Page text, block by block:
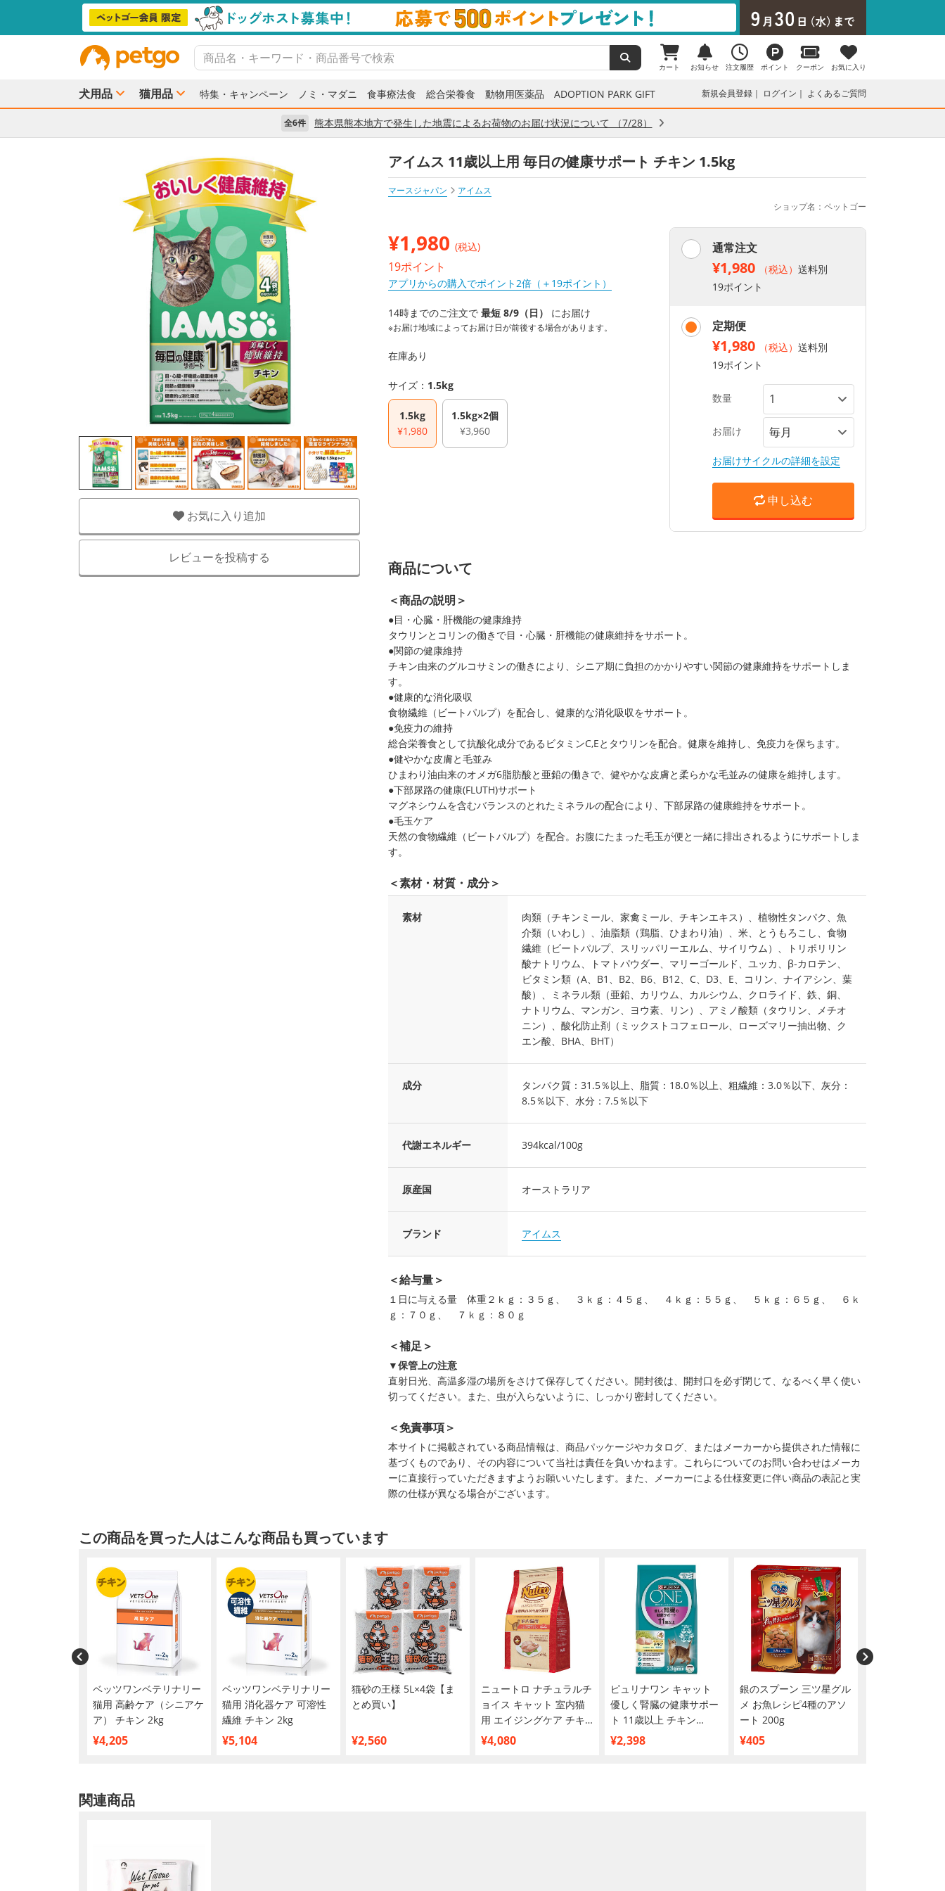
カート お知らせ 注文履歴 ポイント クーポン お気に入り
犬用品 猫用品 特集・キャンペーン ノミ・マダニ 食事療法食 総合栄養食 動物用医薬品 ADOPTION PARK GIFT 新規会員登録 ログイン よくあるご質問
全6件 熊本県熊本地方で発生した地震によるお荷物のお届け状況について （7/28）
お気に入り追加
レビューを投稿する
アイムス 11歳以上用 毎日の健康サポート チキン 1.5kg
マースジャパン
アイムス
ショップ名：ペットゴー
¥1,980 (税込)
19ポイント
アプリからの購入でポイント2倍（＋19ポイント）
14時までのご注文で 最短 8/9（日） にお届け
※お届け地域によってお届け日が前後する場合があります。
在庫あり
サイズ： 1.5kg
1.5kg
¥1,980
1.5kg×2個
¥3,960
通常注文
¥1,980 （税込） 送料別
19ポイント
定期便
¥1,980 （税込） 送料別
19ポイント
数量
お届け
お届けサイクルの詳細を設定
申し込む
商品について
＜商品の説明＞
●目・心臓・肝機能の健康維持
タウリンとコリンの働きで目・心臓・肝機能の健康維持をサポート。
●関節の健康維持
チキン由来のグルコサミンの働きにより、シニア期に負担のかかりやすい関節の健康維持をサポートしま
す。
●健康的な消化吸収
食物繊維（ビートパルプ）を配合し、健康的な消化吸収をサポート。
●免疫力の維持
総合栄養食として抗酸化成分であるビタミンC,Eとタウリンを配合。健康を維持し、免疫力を保ちます。
●健やかな皮膚と毛並み
ひまわり油由来のオメガ6脂肪酸と亜鉛の働きで、健やかな皮膚と柔らかな毛並みの健康を維持します。
●下部尿路の健康(FLUTH)サポート
マグネシウムを含むバランスのとれたミネラルの配合により、下部尿路の健康維持をサポート。
●毛玉ケア
天然の食物繊維（ビートパルプ）を配合。お腹にたまった毛玉が便と一緒に排出されるようにサポートしま
す。
＜素材・材質・成分＞
素材
肉類（チキンミール、家禽ミール、チキンエキス）、植物性タンパク、魚
介類（いわし）、油脂類（鶏脂、ひまわり油）、米、とうもろこし、食物
繊維（ビートパルプ、スリッパリーエルム、サイリウム）、トリポリリン
酸ナトリウム、トマトパウダー、マリーゴールド、ユッカ、β‐カロテン、
ビタミン類（A、B1、B2、B6、B12、C、D3、E、コリン、ナイアシン、葉
酸）、ミネラル類（亜鉛、カリウム、カルシウム、クロライド、鉄、銅、
ナトリウム、マンガン、ヨウ素、リン）、アミノ酸類（タウリン、メチオ
ニン）、酸化防止剤（ミックストコフェロール、ローズマリー抽出物、ク
エン酸、BHA、BHT）
成分
タンパク質：31.5％以上、脂質：18.0％以上、粗繊維：3.0％以下、灰分：
8.5％以下、水分：7.5％以下
代謝エネルギー 394kcal/100g
原産国 オーストラリア
ブランド アイムス
＜給与量＞
１日に与える量 体重２ｋｇ：３５ｇ、 ３ｋｇ：４５ｇ、 ４ｋｇ：５５ｇ、 ５ｋｇ：６５ｇ、 ６ｋ
ｇ：７０ｇ、 ７ｋｇ：８０ｇ
＜補足＞
▼保管上の注意
直射日光、高温多湿の場所をさけて保存してください。開封後は、開封口を必ず閉じて、なるべく早く使い
切ってください。また、虫が入らないように、しっかり密封してください。
＜免責事項＞
本サイトに掲載されている商品情報は、商品パッケージやカタログ、またはメーカーから提供された情報に
基づくものであり、その内容について当社は責任を負いかねます。これらについてのお問い合わせはメーカ
ーに直接行っていただきますようお願いいたします。また、メーカーによる仕様変更に伴い商品の表記と実
際の仕様が異なる場合がございます。
この商品を買った人はこんな商品も買っています
ベッツワンベテリナリー
猫用 高齢ケア（シニアケ
ア） チキン 2kg
¥4,205
ベッツワンベテリナリー
猫用 消化器ケア 可溶性
繊維 チキン 2kg
¥5,104
猫砂の王様 5L×4袋【ま
とめ買い】
¥2,560
ニュートロ ナチュラルチ
ョイス キャット 室内猫
用 エイジングケア チキ
ン 2kg
¥4,080
ピュリナワン キャット
優しく腎臓の健康サポー
ト 11歳以上 チキン
2.2kg
¥2,398
銀のスプーン 三ツ星グル
メ お魚レシピ4種のアソ
ート 200g
¥405
関連商品